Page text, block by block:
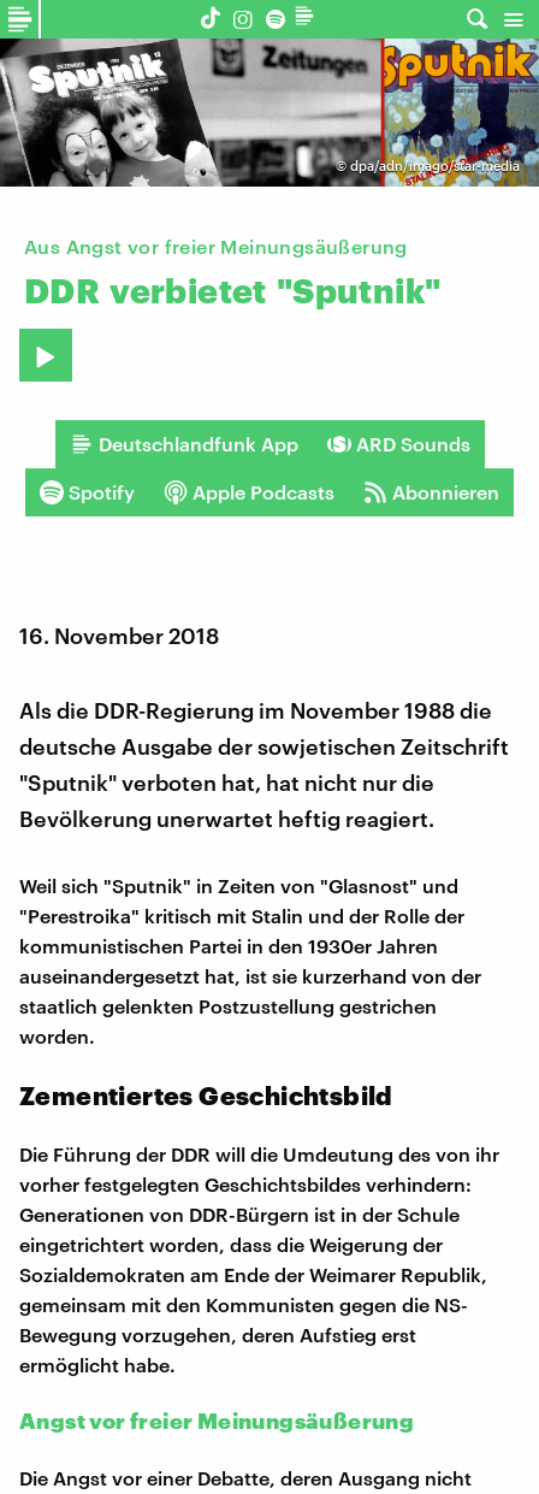
©dpa/adn/imago/star-media
Aus Angst vor freier Meinungsäußerung
DDR verbietet "Sputnik"
Deutschlandfunk App ARD Sounds
Spotify Apple Podcasts Abonnieren
16. November 2018
Als die DDR-Regierung im November 1988 die
deutsche Ausgabe der sowjetischen Zeitschrift
"Sputnik" verboten hat, hat nicht nur die
Bevölkerung unerwartet heftig reagiert.
Weil sich "Sputnik" in Zeiten von "Glasnost" und
"Perestroika" kritisch mit Stalin und der Rolle der
kommunistischen Partei in den 1930er Jahren
auseinandergesetzt hat, ist sie kurzerhand von der
staatlich gelenkten Postzustellung gestrichen
worden.
Zementiertes Geschichtsbild
Die Führung der DDR will die Umdeutung des von ihr
vorher festgelegten Geschichtsbildes verhindern:
Generationen von DDR-Bürgern ist in der Schule
eingetrichtert worden, dass die Weigerung der
Sozialdemokraten am Ende der Weimarer Republik,
gemeinsam mit den Kommunisten gegen die NS-
Bewegung vorzugehen, deren Aufstieg erst
ermöglicht habe.
Angst vor freier Meinungsäußerung
Die Angst vor einer Debatte, deren Ausgang nicht